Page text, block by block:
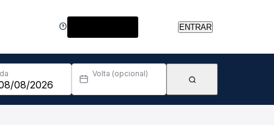
ENTRAR
Volta (opcional)